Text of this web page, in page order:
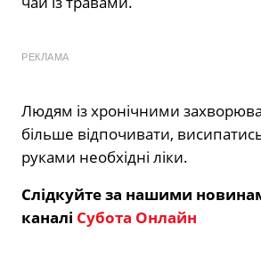
РЕКЛАМА
Людям із хронічними
більше відпочивати,
руками необхідні ліки.
Слідкуйте за нашими
каналі Субота Онлайн